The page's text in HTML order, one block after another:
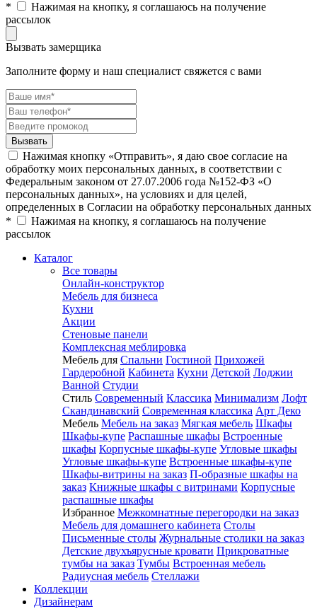
*
Нажимая на кнопку, я соглашаюсь на получение
рассылок
Вызвать замерщика
Заполните форму и наш специалист свяжется с вами
Нажимая кнопку «Отправить», я даю свое согласие на
обработку моих персональных данных, в соответствии с
Федеральным законом от 27.07.2006 года №152-ФЗ «О
персональных данных», на условиях и для целей,
определенных в Согласии на обработку персональных данных
*
Нажимая на кнопку, я соглашаюсь на получение
рассылок
Каталог
Все товары
Онлайн-конструктор
Мебель для бизнеса
Кухни
Акции
Стеновые панели
Комплексная меблировка
Мебель для Спальни Гостиной Прихожей
Гардеробной Кабинета Кухни Детской Лоджии
Ванной Студии
Стиль Современный Классика Минимализм Лофт
Скандинавский Современная классика Арт Деко
Мебель Мебель на заказ Мягкая мебель Шкафы
Шкафы-купе Распашные шкафы Встроенные
шкафы Корпусные шкафы-купе Угловые шкафы
Угловые шкафы-купе Встроенные шкафы-купе
Шкафы-витрины на заказ П-образные шкафы на
заказ Книжные шкафы с витринами Корпусные
распашные шкафы
Избранное Межкомнатные перегородки на заказ
Мебель для домашнего кабинета Столы
Письменные столы Журнальные столики на заказ
Детские двухъярусные кровати Прикроватные
тумбы на заказ Тумбы Встроенная мебель
Радиусная мебель Стеллажи
Коллекции
Дизайнерам